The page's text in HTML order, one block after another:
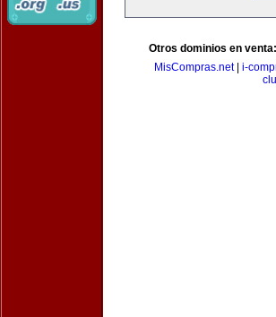
Otros dominios en venta:
MisCompras.net| i-